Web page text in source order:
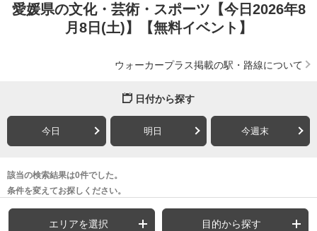
愛媛県の文化・芸術・スポーツ【今日2026年8
月8日(土)】【無料イベント】
ウォーカープラス掲載の駅・路線について
日付から探す
今日 明日 今週末
該当の検索結果は0件でした。
条件を変えてお探しください。
エリアを選択 目的から探す